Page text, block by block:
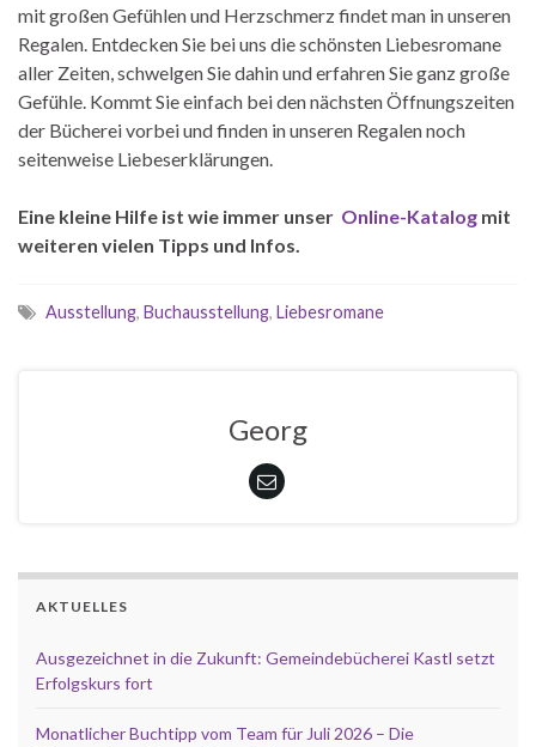
mit großen Gefühlen und Herzschmerz findet man in unseren
Regalen. Entdecken Sie bei uns die schönsten Liebesromane
aller Zeiten, schwelgen Sie dahin und erfahren Sie ganz große
Gefühle. Kommt Sie einfach bei den nächsten Öffnungszeiten
der Bücherei vorbei und finden in unseren Regalen noch
seitenweise Liebeserklärungen.
Eine kleine Hilfe ist wie immer unser Online-Katalog mit
weiteren vielen Tipps und Infos.
Ausstellung, Buchausstellung, Liebesromane
Georg
AKTUELLES
Ausgezeichnet in die Zukunft: Gemeindebücherei Kastl setzt
Erfolgskurs fort
Monatlicher Buchtipp vom Team für Juli 2026 – Die